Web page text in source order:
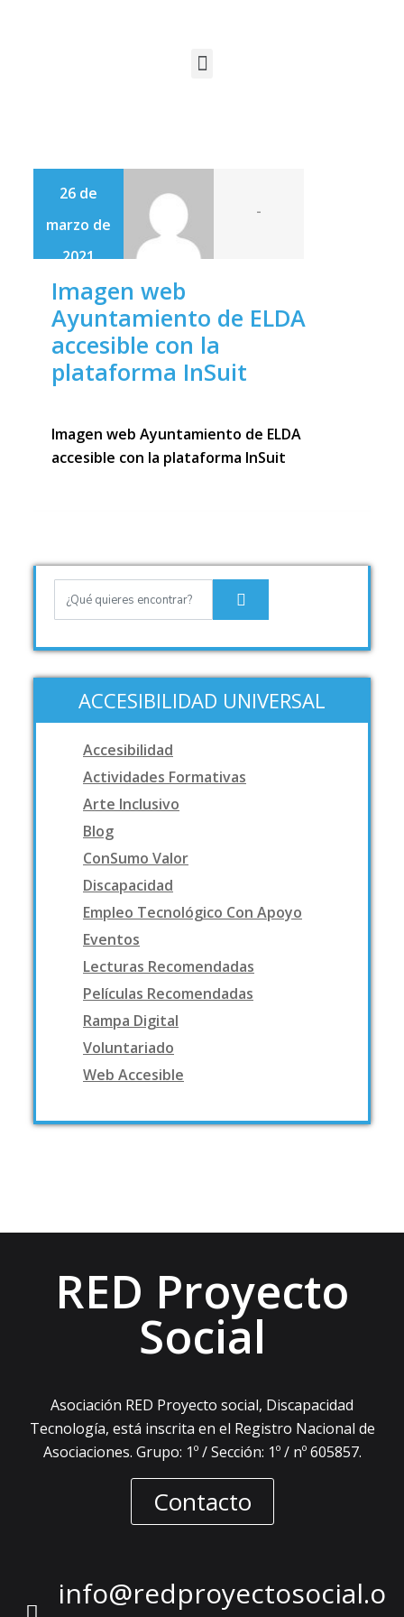
26 de
marzo de
2021
-
Imagen web
Ayuntamiento de ELDA
accesible con la
plataforma InSuit
Imagen web Ayuntamiento de ELDA
accesible con la plataforma InSuit
ACCESIBILIDAD UNIVERSAL
Accesibilidad
Actividades Formativas
Arte Inclusivo
Blog
ConSumo Valor
Discapacidad
Empleo Tecnológico Con Apoyo
Eventos
Lecturas Recomendadas
Películas Recomendadas
Rampa Digital
Voluntariado
Web Accesible
RED Proyecto
Social
Asociación RED Proyecto social, Discapacidad
Tecnología, está inscrita en el Registro Nacional de
Asociaciones. Grupo: 1º / Sección: 1º / nº 605857.
Contacto
info@redproyectosocial.o